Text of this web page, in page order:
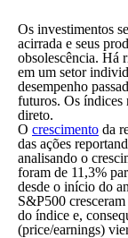
Os investimentos
acirrada e seus
obsolescência. Há
em um setor
desempenho
futuros. Os índices
direto.
O crescimento da
das ações
analisando o
foram de 11,3%
desde o início do
S&P500
do índice e,
(price/earnings)